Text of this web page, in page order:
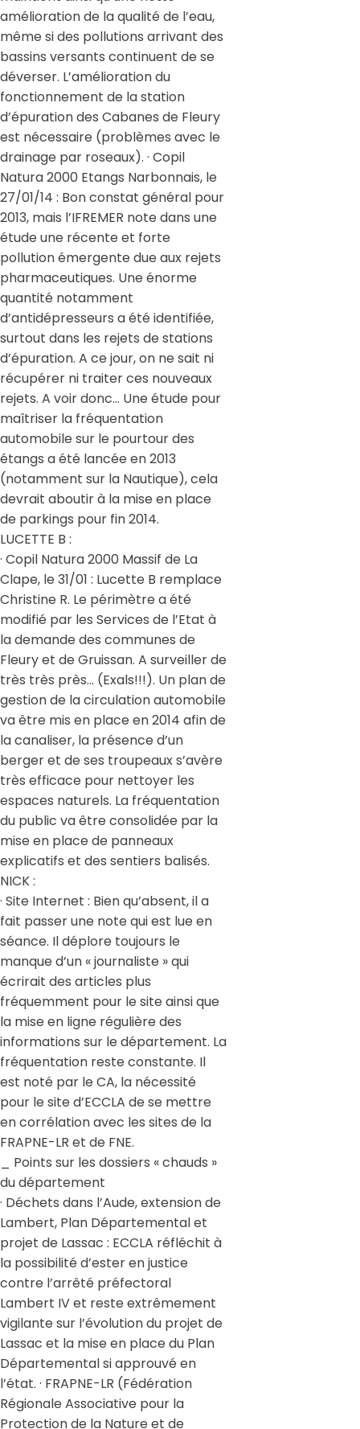
amélioration de la qualité de l’eau,
même si des pollutions arrivant des
bassins versants continuent de se
déverser. L’amélioration du
fonctionnement de la station
d’épuration des Cabanes de Fleury
est nécessaire (problèmes avec le
drainage par roseaux). · Copil
Natura 2000 Etangs Narbonnais, le
27/01/14 : Bon constat général pour
2013, mais l’IFREMER note dans une
étude une récente et forte
pollution émergente due aux rejets
pharmaceutiques. Une énorme
quantité notamment
d’antidépresseurs a été identifiée,
surtout dans les rejets de stations
d’épuration. A ce jour, on ne sait ni
récupérer ni traiter ces nouveaux
rejets. A voir donc… Une étude pour
maîtriser la fréquentation
automobile sur le pourtour des
étangs a été lancée en 2013
(notamment sur la Nautique), cela
devrait aboutir à la mise en place
de parkings pour fin 2014.
LUCETTE B :
· Copil Natura 2000 Massif de La
Clape, le 31/01 : Lucette B remplace
Christine R. Le périmètre a été
modifié par les Services de l’Etat à
la demande des communes de
Fleury et de Gruissan. A surveiller de
très très près... (Exals!!!). Un plan de
gestion de la circulation automobile
va être mis en place en 2014 afin de
la canaliser, la présence d’un
berger et de ses troupeaux s’avère
très efficace pour nettoyer les
espaces naturels. La fréquentation
du public va être consolidée par la
mise en place de panneaux
explicatifs et des sentiers balisés.
NICK :
· Site Internet : Bien qu’absent, il a
fait passer une note qui est lue en
séance. Il déplore toujours le
manque d’un « journaliste » qui
écrirait des articles plus
fréquemment pour le site ainsi que
la mise en ligne régulière des
informations sur le département. La
fréquentation reste constante. Il
est noté par le CA, la nécessité
pour le site d’ECCLA de se mettre
en corrélation avec les sites de la
FRAPNE-LR et de FNE.
_ Points sur les dossiers « chauds »
du département
· Déchets dans l’Aude, extension de
Lambert, Plan Départemental et
projet de Lassac : ECCLA réfléchit à
la possibilité d’ester en justice
contre l’arrêté préfectoral
Lambert IV et reste extrêmement
vigilante sur l’évolution du projet de
Lassac et la mise en place du Plan
Départemental si approuvé en
l’état. · FRAPNE-LR (Fédération
Régionale Associative pour la
Protection de la Nature et de